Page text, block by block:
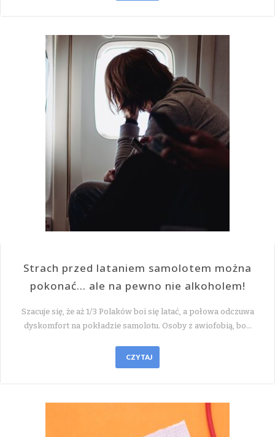
Strach przed lataniem samolotem można
pokonać… ale na pewno nie alkoholem!
Szacuje się, że aż 1/3 Polaków boi się latać, a połowa odczuwa
dyskomfort na pokładzie samolotu. Osoby z awiofobią, bo…
CZYTAJ